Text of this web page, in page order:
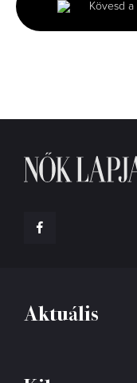
6
seconds
Kövesd a
Aktuális